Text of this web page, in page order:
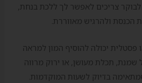
לבוקר צריכים לאפשר לך ללכת בנחת,
הכנסת ולהרגיש מאווררת.
פסטלית יכולה להוסיף המון למראה
שמנת, תכלת מעושן, או ירוק מרווה
בדיוק לשעות המוקדמות.